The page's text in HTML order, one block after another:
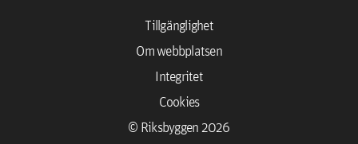
© Riksbyggen 2026
Cookies
Integritet
Om webbplatsen
Tillgänglighet